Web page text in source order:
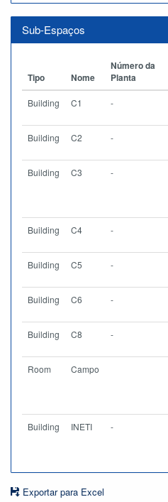
Sub-Espaços
Tipo Nome
Número da
Planta
Building C1 -
Building C2 -
Building C3 -
Building C4 -
Building C5 -
Building C6 -
Building C8 -
Room Campo
Building INETI -
Exportar para Excel